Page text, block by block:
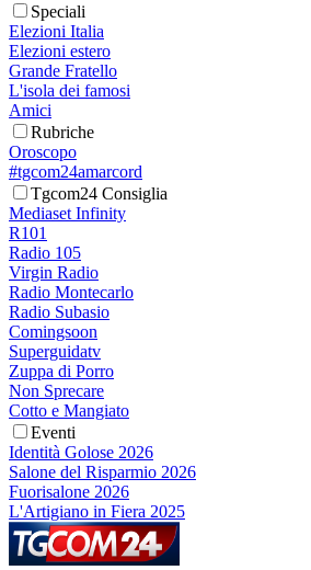
Speciali
Elezioni Italia
Elezioni estero
Grande Fratello
L'isola dei famosi
Amici
Rubriche
Oroscopo
#tgcom24amarcord
Tgcom24 Consiglia
Mediaset Infinity
R101
Radio 105
Virgin Radio
Radio Montecarlo
Radio Subasio
Comingsoon
Superguidatv
Zuppa di Porro
Non Sprecare
Cotto e Mangiato
Eventi
Identità Golose 2026
Salone del Risparmio 2026
Fuorisalone 2026
L'Artigiano in Fiera 2025